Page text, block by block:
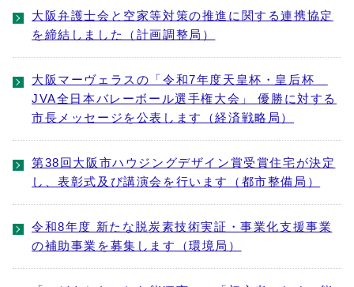
大阪弁護士会と空家等対策の推進に関する連携協定
を締結しました（計画調整局）
大阪マーヴェラスの「令和7年度天皇杯・皇后杯
JVA全日本バレーボール選手権大会」 優勝に対する
市長メッセージを公表します（経済戦略局）
第38回大阪市ハウジングデザイン賞受賞住宅が決定
し、表彰式及び講演会を行います（都市整備局）
令和8年度 新たな脱炭素技術実証・事業化支援事業
の補助事業を募集します（環境局）